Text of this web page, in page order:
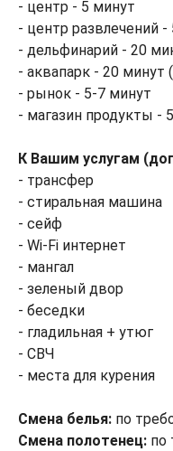
- центр - 5 минут
- центр развлечений -
- дельфинарий - 20
- аквапарк - 20 минут
- рынок - 5-7 минут
- магазин продукты -
К Вашим услугам
- трансфер
- стиральная машина
- сейф
- Wi-Fi интернет
- мангал
- зеленый двор
- беседки
- гладильная + утюг
- СВЧ
- места для курения
Смена белья: по
Смена полотенец: по